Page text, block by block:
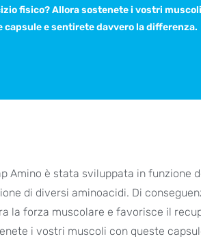
fisico? Allora sostenete i vostri
capsule e sentirete davvero la differenza.
Amino è stata sviluppata in funzione
di diversi aminoacidi. Di
la forza muscolare e favorisce il
i vostri muscoli con queste